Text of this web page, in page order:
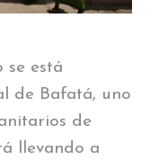
se está
de Bafatá, uno
de
llevando a